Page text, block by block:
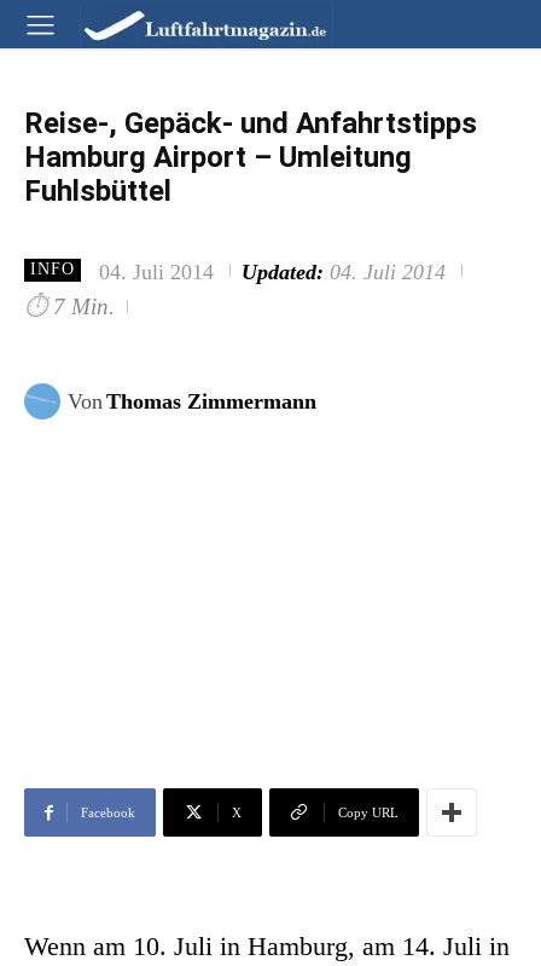
Reise-, Gepäck- und Anfahrtstipps
Hamburg Airport – Umleitung
Fuhlsbüttel
INFO 04. Juli 2014 Updated: 04. Juli 2014
⏱ 7 Min.
VonThomas Zimmermann
Facebook X Copy URL
Wenn am 10. Juli in Hamburg, am 14. Juli in